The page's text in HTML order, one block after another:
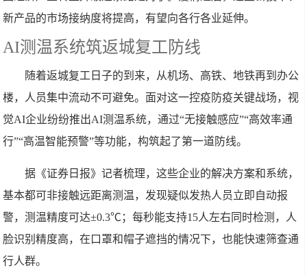
新产品的市场接纳度将提高，有望向各行各业延伸。
AI测温系统筑返城复工防线
随着返城复工日子的到来，从机场、高铁、地铁再到办公
楼，人员集中流动不可避免。面对这一控疫防疫关键战场，视
觉AI企业纷纷推出AI测温系统，通过“无接触感应”“高效率通
行”“高温智能预警”等功能，构筑起了第一道防线。
据《证券日报》记者梳理，这些企业的解决方案和系统，
基本都可非接触远距离测温，发现疑似发热人员立即自动报
警，测温精度可达±0.3℃；每秒能支持15人左右同时检测，人
脸识别精度高，在口罩和帽子遮挡的情况下，也能快速筛查通
行人群。